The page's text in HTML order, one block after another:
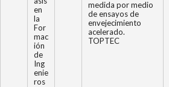
en
la
For
mac
ión
de
Ing
enie
ros
medida por medio
de ensayos de
envejecimiento
acelerado.
TOPTEC